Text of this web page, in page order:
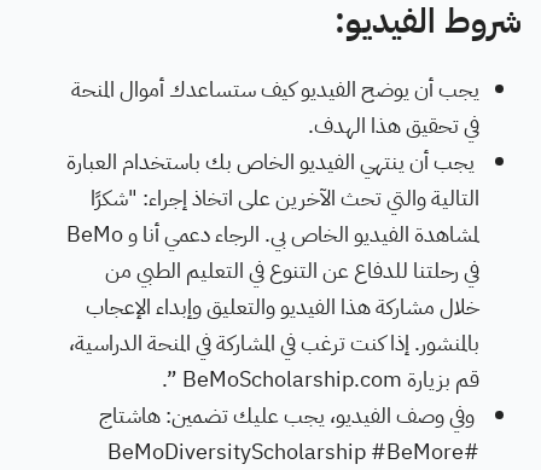
شروط الفيديو:
يجب أن يوضح الفيديو كيف ستساعدك أموال المنحة
في تحقيق هذا الهدف.
يجب أن ينتهي الفيديو الخاص بك باستخدام العبارة
التالية والتي تحث الآخرين على اتخاذ إجراء: "شكرًا
لمشاهدة الفيديو الخاص بي. الرجاء دعمي أنا و BeMo
في رحلتنا للدفاع عن التنوع في التعليم الطبي من
خلال مشاركة هذا الفيديو والتعليق وإبداء الإعجاب
بالمنشور. إذا كنت ترغب في المشاركة في المنحة الدراسية،
قم بزيارة BeMoScholarship.com ”.
وفي وصف الفيديو، يجب عليك تضمين:هاشتاج
#BeMoDiversityScholarship #BeMore